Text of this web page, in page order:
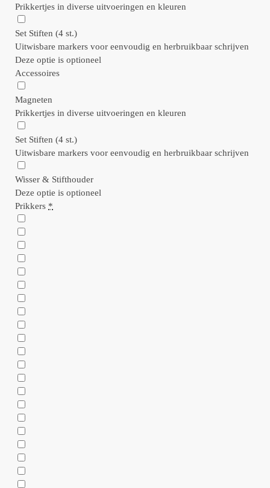
Prikkertjes in diverse uitvoeringen en kleuren
Set Stiften (4 st.)
Uitwisbare markers voor eenvoudig en herbruikbaar schrijven
Deze optie is optioneel
Accessoires
Magneten
Prikkertjes in diverse uitvoeringen en kleuren
Set Stiften (4 st.)
Uitwisbare markers voor eenvoudig en herbruikbaar schrijven
Wisser & Stifthouder
Deze optie is optioneel
Prikkers *